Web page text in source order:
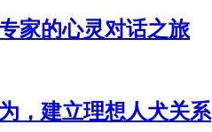
家的心灵对话之旅
，建立理想人犬关系